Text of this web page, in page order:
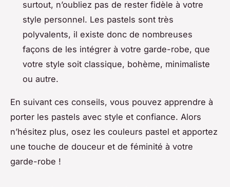
surtout, n’oubliez pas de rester fidèle à votre
style personnel. Les pastels sont très
polyvalents, il existe donc de nombreuses
façons de les intégrer à votre garde-robe, que
votre style soit classique, bohème, minimaliste
ou autre.
En suivant ces conseils, vous pouvez apprendre à
porter les pastels avec style et confiance. Alors
n’hésitez plus, osez les couleurs pastel et apportez
une touche de douceur et de féminité à votre
garde-robe !